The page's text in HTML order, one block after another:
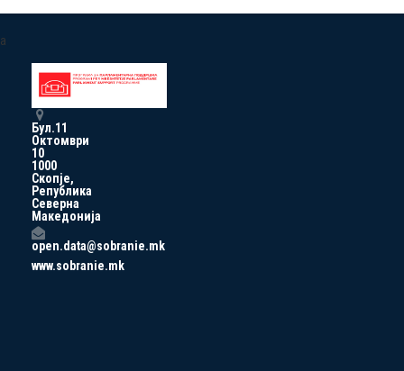
a
Бул.11
Октомври
10
1000
Скопје,
Република
Северна
Македонија
open.data@sobranie.mk
www.sobranie.mk